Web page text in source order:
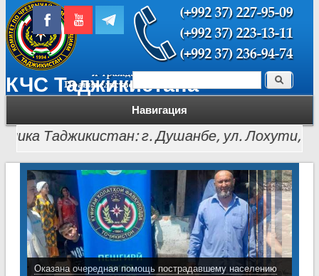
КЧС Таджикистана
Навигация
Форма поиска Поиск
Таджикистан: г. Душанбе, ул. Лохути, 26,
Оказана очередная помощь пострадавшему населению